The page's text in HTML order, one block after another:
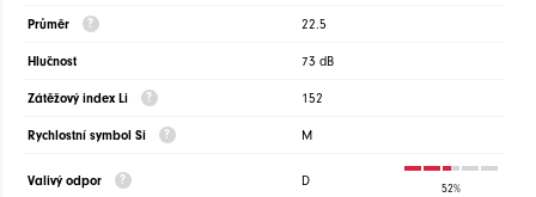
Průměr 22.5
Hlučnost 73 dB
Zátěžový index Li 152
Rychlostní symbol Si M
Valivý odpor D
52%